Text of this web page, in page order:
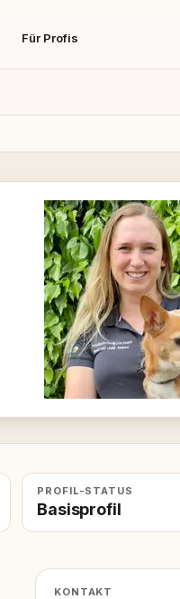
Für Profis
PROFIL-STATUS
Basisprofil
KONTAKT